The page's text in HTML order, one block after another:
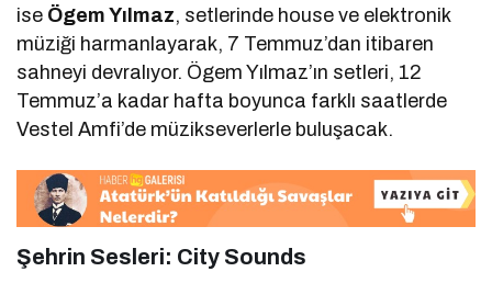
ise Ögem Yılmaz, setlerinde house ve elektronik
müziği harmanlayarak, 7 Temmuz’dan itibaren
sahneyi devralıyor. Ögem Yılmaz’ın setleri, 12
Temmuz’a kadar hafta boyunca farklı saatlerde
Vestel Amfi’de müzikseverlerle buluşacak.
Şehrin Sesleri: City Sounds